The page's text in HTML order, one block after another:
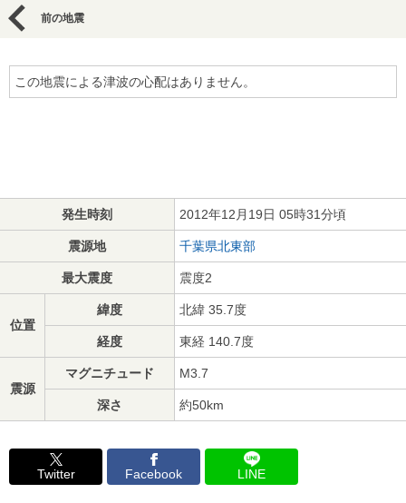
前の地震
この地震による津波の心配はありません。
発生時刻 2012年12月19日 05時31分頃
震源地 千葉県北東部
最大震度 震度2
位置
緯度 北緯 35.7度
経度 東経 140.7度
震源
マグニチュード M3.7
深さ 約50km
Twitter Facebook LINE